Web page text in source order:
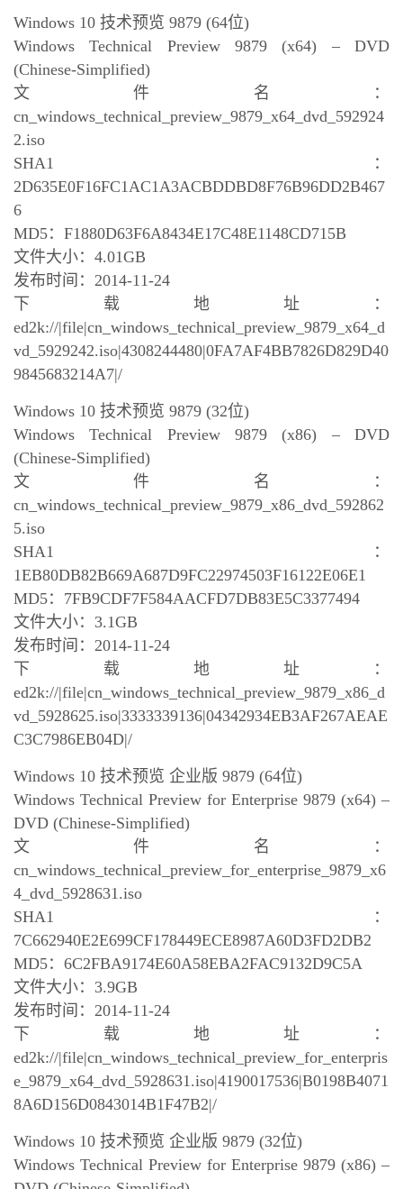
Windows 10 技术预览 9879 (64位)
Windows Technical Preview 9879 (x64) – DVD
(Chinese-Simplified)
文件名：
cn_windows_technical_preview_9879_x64_dvd_592924
2.iso
SHA1：
2D635E0F16FC1AC1A3ACBDDBD8F76B96DD2B467
6
MD5：F1880D63F6A8434E17C48E1148CD715B
文件大小：4.01GB
发布时间：2014-11-24
下载地址：
ed2k://|file|cn_windows_technical_preview_9879_x64_d
vd_5929242.iso|4308244480|0FA7AF4BB7826D829D40
9845683214A7|/
Windows 10 技术预览 9879 (32位)
Windows Technical Preview 9879 (x86) – DVD
(Chinese-Simplified)
文件名：
cn_windows_technical_preview_9879_x86_dvd_592862
5.iso
SHA1：
1EB80DB82B669A687D9FC22974503F16122E06E1
MD5：7FB9CDF7F584AACFD7DB83E5C3377494
文件大小：3.1GB
发布时间：2014-11-24
下载地址：
ed2k://|file|cn_windows_technical_preview_9879_x86_d
vd_5928625.iso|3333339136|04342934EB3AF267AEAE
C3C7986EB04D|/
Windows 10 技术预览 企业版 9879 (64位)
Windows Technical Preview for Enterprise 9879 (x64) –
DVD (Chinese-Simplified)
文件名：
cn_windows_technical_preview_for_enterprise_9879_x6
4_dvd_5928631.iso
SHA1：
7C662940E2E699CF178449ECE8987A60D3FD2DB2
MD5：6C2FBA9174E60A58EBA2FAC9132D9C5A
文件大小：3.9GB
发布时间：2014-11-24
下载地址：
ed2k://|file|cn_windows_technical_preview_for_enterpris
e_9879_x64_dvd_5928631.iso|4190017536|B0198B4071
8A6D156D0843014B1F47B2|/
Windows 10 技术预览 企业版 9879 (32位)
Windows Technical Preview for Enterprise 9879 (x86) –